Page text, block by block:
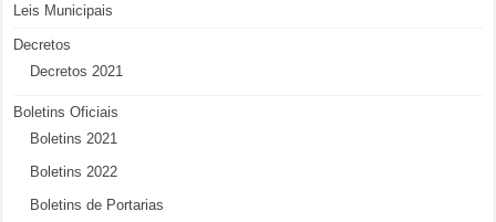
Leis Municipais
Decretos
Decretos 2021
Boletins Oficiais
Boletins 2021
Boletins 2022
Boletins de Portarias